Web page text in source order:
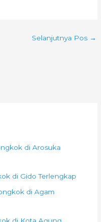
Selanjutnya Pos →
di Arosuka
di Gido Terlengkap
di Agam